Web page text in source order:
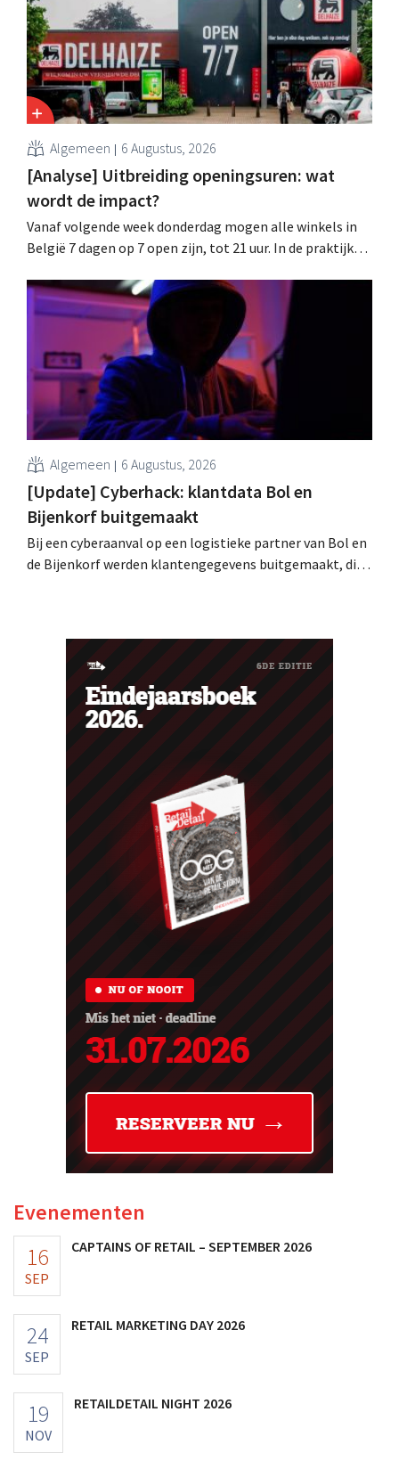
Algemeen 6 Augustus, 2026
[Analyse] Uitbreiding openingsuren: wat
wordt de impact?
Vanaf volgende week donderdag mogen alle winkels in
België 7 dagen op 7 open zijn, tot 21 uur. In de praktijk
arbeidswetgeving een hinderpaal. Is er een gelijk
speelveld?
Algemeen 6 Augustus, 2026
[Update] Cyberhack: klantdata Bol en
Bijenkorf buitgemaakt
Bij een cyberaanval op een logistieke partner van Bol en
de Bijenkorf werden klantengegevens buitgemaakt, die
Evenementen
16
SEP
CAPTAINS OF RETAIL – SEPTEMBER 2026
24
SEP
RETAIL MARKETING DAY 2026
19
NOV
RETAILDETAIL NIGHT 2026